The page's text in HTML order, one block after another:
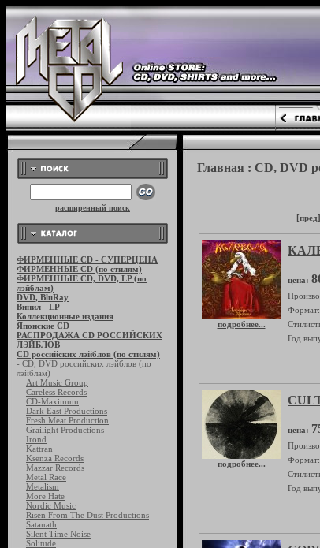
расширенный поиск
ФИРМЕННЫЕ CD - СУПЕРЦЕНА
ФИРМЕННЫЕ CD (по стилям)
ФИРМЕННЫЕ CD, DVD, LP (по
лэйблам)
DVD, BluRay
Винил - LP
Коллекционные издания
Японские CD
РАСПРОДАЖА CD РОССИЙСКИХ
ЛЭЙБЛОВ
CD российских лэйблов (по стилям)
- CD, DVD российских лэйблов (по
лэйблам)
Art Music Group
Careless Records
CD-Maximum
Dark East Productions
Fresh Meat Production
Grailight Productions
Irond
Kattran
Ksenza Records
Mazzar Records
Metal Race
Metalism
More Hate
Nordic Music
Risen From The Dust Productions
Satanath
Silent Time Noise
Solitude
Главная : CD, DVD
[пред]
подробнее...
цена:
Формат:
Год
подробнее...
цена:
Формат:
Год